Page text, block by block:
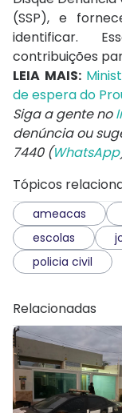
(SSP), e
identificar.
contribuições
LEIA MAIS:
de espera do
Siga a gente no
denúncia ou
7440 (WhatsApp
Tópicos
ameacas
escolas
policia civil
Relacionadas